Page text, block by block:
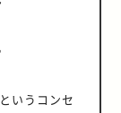
いうコンセ